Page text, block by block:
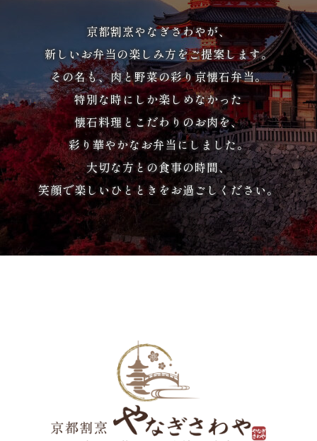
～
2,999
円
3,000
～
3,999
京都割烹やなぎさわやが、
新しいお弁当の楽しみ方をご提案します。
その名も、肉と野菜の彩り京懐石弁当。
特別な時にしか楽しめなかった
懐石料理とこだわりのお肉を、
彩り華やかなお弁当にしました。
大切な方との食事の時間、
笑顔で楽しいひとときをお過ごしください。